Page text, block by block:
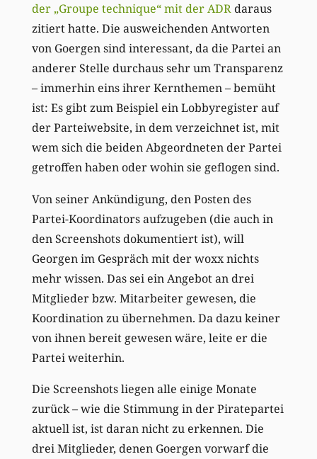
der „Groupe technique“ mit der ADRdaraus
zitiert hatte. Die ausweichenden Antworten
von Goergen sind interessant, da die Partei an
anderer Stelle durchaus sehr um Transparenz
– immerhin eins ihrer Kernthemen – bemüht
ist: Es gibt zum Beispiel ein Lobbyregister auf
der Parteiwebsite, in dem verzeichnet ist, mit
wem sich die beiden Abgeordneten der Partei
getroffen haben oder wohin sie geflogen sind.
Von seiner Ankündigung, den Posten des
Partei-Koordinators aufzugeben (die auch in
den Screenshots dokumentiert ist), will
Georgen im Gespräch mit der woxx nichts
mehr wissen. Das sei ein Angebot an drei
Mitglieder bzw. Mitarbeiter gewesen, die
Koordination zu übernehmen. Da dazu keiner
von ihnen bereit gewesen wäre, leite er die
Partei weiterhin.
Die Screenshots liegen alle einige Monate
zurück – wie die Stimmung in der Piratepartei
aktuell ist, ist daran nicht zu erkennen. Die
drei Mitglieder, denen Goergen vorwarf die